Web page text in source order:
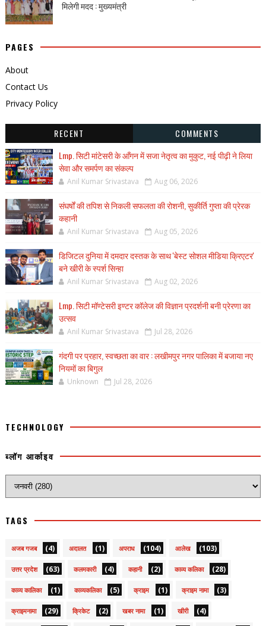
मिलेगी मदद : मुख्यमंत्री
PAGES
About
Contact Us
Privacy Policy
RECENT
COMMENTS
Lmp. सिटी मांटेसरी के आँगन में सजा नेतृत्व का मुकुट, नई पीढ़ी ने लिया
सेवा और समर्पण का संकल्प
Anil Kumar Srivastava Aug 06, 2026
संघर्षों की तपिश से निकली सफलता की रोशनी, सुकीर्ति गुप्ता की प्रेरक
कहानी
Anil Kumar Srivastava Aug 05, 2026
डिजिटल दुनिया में दमदार दस्तक के साथ 'बेस्ट सोशल मीडिया क्रिएटर'
बने खीरी के स्पर्श सिन्हा
Anil Kumar Srivastava Aug 02, 2026
Lmp. सिटी मॉण्टेसरी इण्टर कॉलेज की विज्ञान प्रदर्शनी बनी प्रेरणा का
उत्सव
Anil Kumar Srivastava Jul 28, 2026
गंदगी पर प्रहार, स्वच्छता का वार : लखीमपुर नगर पालिका में बजाया नए
नियमों का बिगुल
Unknown Jul 28, 2026
TECHNOLOGY
ब्लॉग आर्काइव
TAGS
अजब गजब (4) अदालत (1) अपराध (104) आलेख (103)
उत्तर प्रदेश (63) कलमकारी (4) कहानी (2) काव्य कलिका (28)
काव्य कालिका (1) काव्यकलिका (5) क्राइम (1) क्राइम नामा (3)
क्राइमनामा (29) क्रिकेट (2) खबर नामा (1) खीरी (4)